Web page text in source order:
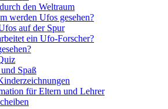
den Weltraum
werden Ufos gesehen?
auf der Spur
ein Ufo-Forscher?
Spaß
für Eltern und Lehrer